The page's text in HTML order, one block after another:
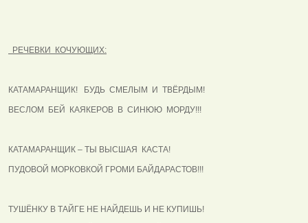
РЕЧЕВКИ КОЧУЮЩИХ:
КАТАМАРАНЩИК! БУДЬ СМЕЛЫМ И ТВЁРДЫМ!
ВЕСЛОМ БЕЙ КАЯКЕРОВ В СИНЮЮ МОРДУ!!!
КАТАМАРАНЩИК – ТЫ ВЫСШАЯ КАСТА!
ПУДОВОЙ МОРКОВКОЙ ГРОМИ БАЙДАРАСТОВ!!!
ТУШЁНКУ В ТАЙГЕ НЕ НАЙДЕШЬ И НЕ КУПИШЬ!